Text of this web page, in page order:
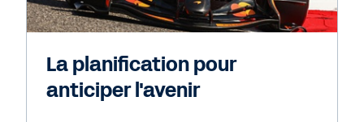
La planification pour
anticiper l'avenir